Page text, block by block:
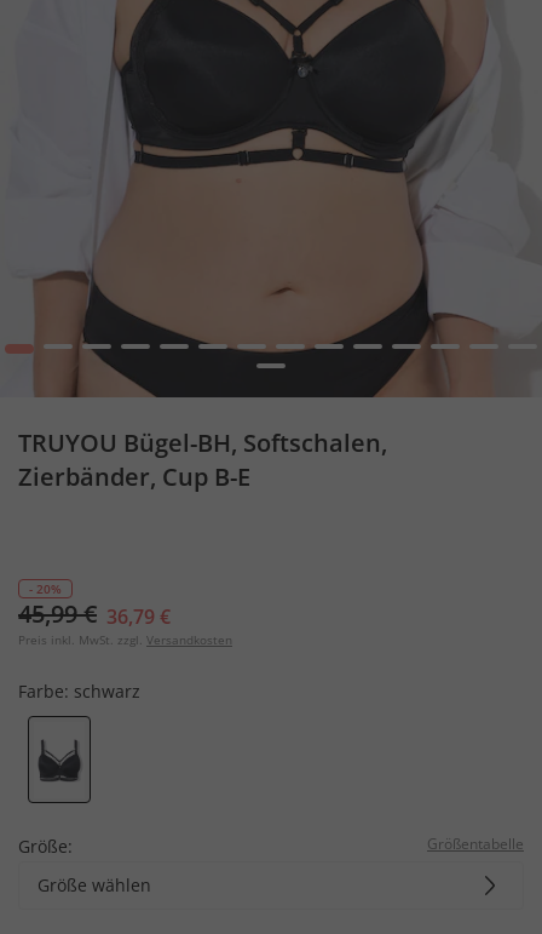
1 2 3 4 5 6 7 8 9 10 12 13 14
16
TRUYOU Bügel-BH, Softschalen,
Zierbänder, Cup B-E
- 20%
45,99 € 36,79 €
Preis inkl. MwSt. zzgl. Versandkosten
Farbe: schwarz
Größe: Größentabelle
Größe wählen